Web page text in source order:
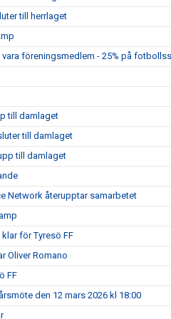
till herrlaget
föreningsmedlem - 25% på
till damlaget
till damlaget
till damlaget
Network återupptar samarbetet
för Tyresö FF
Oliver Romano
FF
den 12 mars 2026 kl 18:00